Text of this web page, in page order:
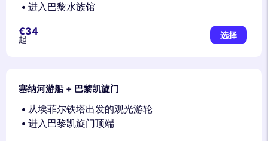
进入巴黎水族馆
€34
起 选择
塞纳河游船 + 巴黎凯旋门
从埃菲尔铁塔出发的观光游轮
进入巴黎凯旋门顶端